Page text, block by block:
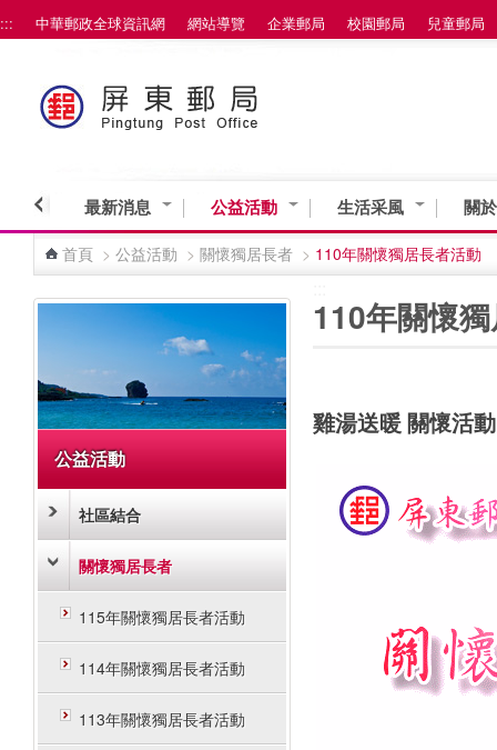
跳到主要內容區塊
::: 中華郵政全球資訊網 網站導覽 企業郵局 校園郵局 兒童郵局
最新消息 公益活動 生活采風 關
首頁 > 公益活動 > 關懷獨居長者 > 110年關懷獨居長者活動
公益活動
社區結合
關懷獨居長者
115年關懷獨居長者活動
114年關懷獨居長者活動
113年關懷獨居長者活動
110年關懷
雞湯送暖 關懷活動